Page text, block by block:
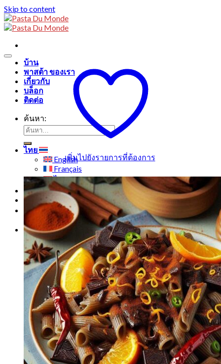
Skip to content
บ้าน
พาสต้า ของเรา
เกี่ยวกับ
บล็อก
ติดต่อ
ค้นหา:
ไทย
English
Français
ไทย
0฿
เพิ่มไปยังรายการที่ต้องการ